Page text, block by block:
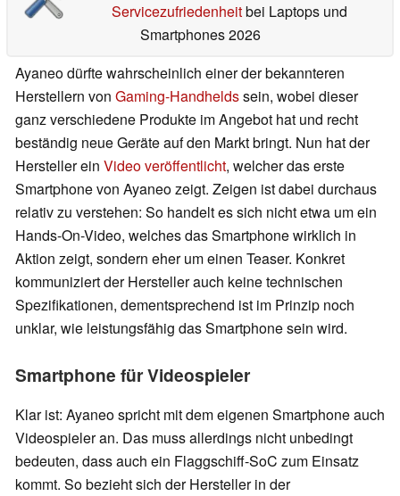
Servicezufriedenheitbei Laptops und
Smartphones 2026
Ayaneo dürfte wahrscheinlich einer der bekannteren
Herstellern von Gaming-Handheldssein, wobei dieser
ganz verschiedene Produkte im Angebot hat und recht
beständig neue Geräte auf den Markt bringt. Nun hat der
Hersteller ein Video veröffentlicht, welcher das erste
Smartphone von Ayaneo zeigt. Zeigen ist dabei durchaus
relativ zu verstehen: So handelt es sich nicht etwa um ein
Hands-On-Video, welches das Smartphone wirklich in
Aktion zeigt, sondern eher um einen Teaser. Konkret
kommuniziert der Hersteller auch keine technischen
Spezifikationen, dementsprechend ist im Prinzip noch
unklar, wie leistungsfähig das Smartphone sein wird.
Smartphone für Videospieler
Klar ist: Ayaneo spricht mit dem eigenen Smartphone auch
Videospieler an. Das muss allerdings nicht unbedingt
bedeuten, dass auch ein Flaggschiff-SoC zum Einsatz
kommt. So bezieht sich der Hersteller in der